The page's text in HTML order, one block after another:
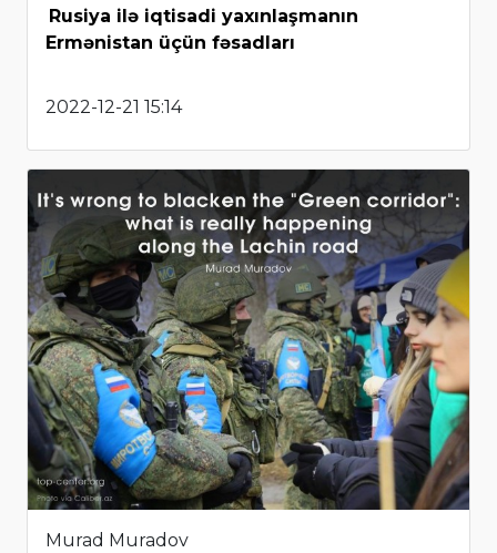
Rusiya ilə iqtisadi yaxınlaşmanın
Ermənistan üçün fəsadları
2022-12-21 15:14
Murad Muradov